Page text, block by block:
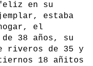
en su
estaba
el
38 años, su
riveros de 35 y
18 añitos